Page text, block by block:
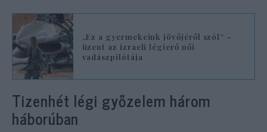
„Ez a gyermekeink jövőjéről szól” –
üzent az izraeli légierő női
vadászpilótája
Tizenhét légi győzelem három
háborúban